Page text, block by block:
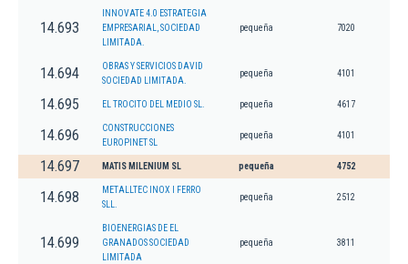
14.693
INNOVATE 4.0 ESTRATEGIA
EMPRESARIAL, SOCIEDAD
LIMITADA.
pequeña 7020
14.694
OBRAS Y SERVICIOS DAVID
SOCIEDAD LIMITADA.
pequeña 4101
14.695 EL TROCITO DEL MEDIO SL. pequeña 4617
14.696
CONSTRUCCIONES
EUROPINET SL
pequeña 4101
14.697 MATIS MILENIUM SL pequeña 4752
14.698
METALLTEC INOX I FERRO
SLL.
pequeña 2512
14.699
BIOENERGIAS DE EL
GRANADOS SOCIEDAD
LIMITADA
pequeña 3811